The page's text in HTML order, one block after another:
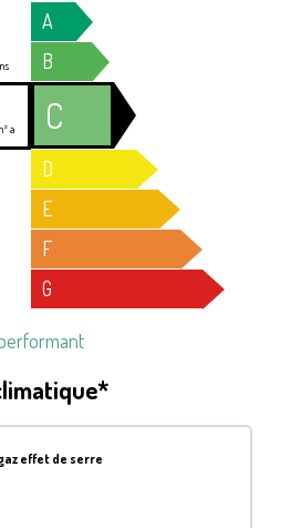
A
B
a C
D
E
F
G
effet de serre